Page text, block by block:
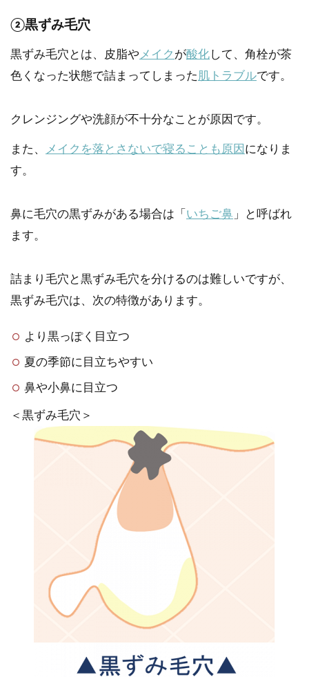
②黒ずみ毛穴
黒ずみ毛穴とは、皮脂や メイク が酸化して、角栓が茶
色くなった状態で詰まってしまった 肌トラブルです。
クレンジングや洗顔が不十分なことが原因です。
また、 メイクを落とさないで寝ることも原因 になりま
す。
鼻に毛穴の黒ずみがある場合は「 いちご鼻 」と呼ばれ
ます。
詰まり毛穴と黒ずみ毛穴を分けるのは難しいですが、
黒ずみ毛穴は、次の特徴があります。
より黒っぽく目立つ
夏の季節に目立ちやすい
鼻や小鼻に目立つ
＜黒ずみ毛穴＞